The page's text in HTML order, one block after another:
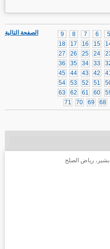
الصفحة التالية 5
6
7
8
9
15
16
17
18
24
25
26
27
33
34
35
36
42
43
44
45
51
52
53
54
60
61
62
63
68
69
70
71
بشير، رياض الصلح